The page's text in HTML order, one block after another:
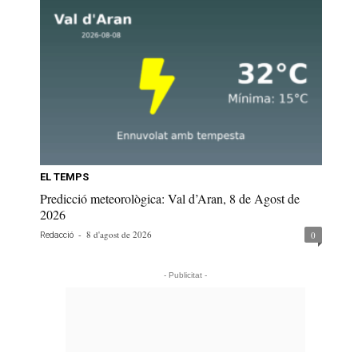
EL TEMPS
Predicció meteorològica: Val d’Aran, 8 de Agost de
2026
Redacció - 8 d'agost de 2026 0
- Publicitat -